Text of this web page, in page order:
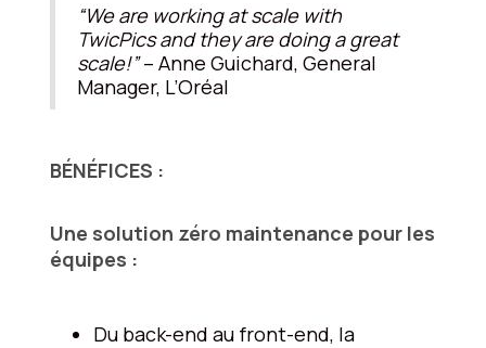
“We are working at scale with
TwicPics and they are doing a great
scale!”– Anne Guichard, General
Manager, L’Oréal
BÉNÉFICES :
Une solution zéro maintenance pour les
équipes :
Du back-end au front-end, la